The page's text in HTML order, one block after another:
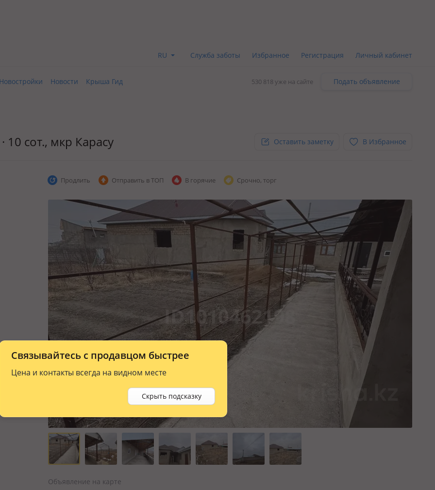
RU Служба заботы Избранное Регистрация Личный кабинет
Новостройки Новости Крыша Гид 530 818 уже на сайте Подать объявление
10 сот., мкр Карасу Оставить заметку В Избранное
Связывайтесь с продавцом быстрее
Цена и контакты всегда на видном месте
Скрыть подсказку
Продлить Отправить в ТОП В горячие Срочно, торг
Объявление на карте